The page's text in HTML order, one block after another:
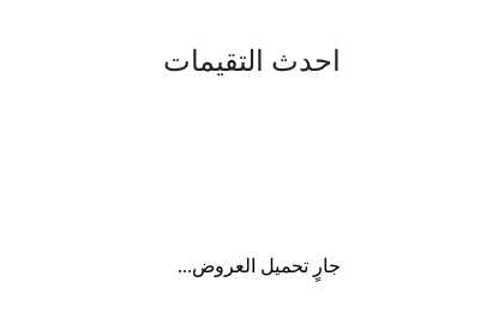
احدث التقيمات
جارٍ تحميل العروض...